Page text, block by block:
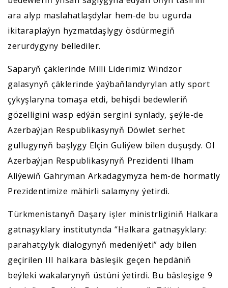
ara alyp maslahatlaşdylar hem-de bu ugurda
ikitaraplaýyn hyzmatdaşlygy ösdürmegiň
zerurdygyny bellediler.
Saparyň çäklerinde Milli Liderimiz Windzor
galasynyň çäklerinde ýaýbaňlandyrylan atly sport
çykyşlaryna tomaşa etdi, behişdi bedewleriň
gözelligini wasp edýän sergini synlady, şeýle-de
Azerbaýjan Respublikasynyň Döwlet serhet
gullugynyň başlygy Elçin Guliýew bilen duşuşdy. Ol
Azerbaýjan Respublikasynyň Prezidenti Ilham
Aliýewiň Gahryman Arkadagymyza hem-de hormatly
Prezidentimize mähirli salamyny ýetirdi.
Türkmenistanyň Daşary işler ministrliginiň Halkara
gatnaşyklary institutynda “Halkara gatnaşyklary:
parahatçylyk dialogynyň medeniýeti” ady bilen
geçirilen III halkara bäsleşik geçen hepdäniň
beýleki wakalarynyň üstüni ýetirdi. Bu bäsleşige 9